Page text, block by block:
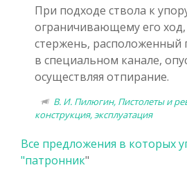
При подходе ствола к
ограничивающему его
стержень, расположенный
в специальном канале,
осуществляя отпирание.
В. И. Пилюгин, Пистолеты и
конструкция, эксплуатация
Все предложения в которых
"патронник"